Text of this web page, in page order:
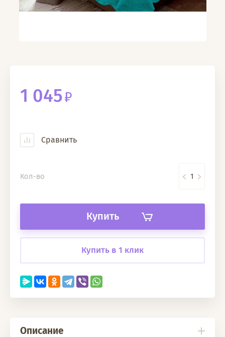
1 045
Сравнить
Кол-во
Купить
Купить в 1 клик
Описание